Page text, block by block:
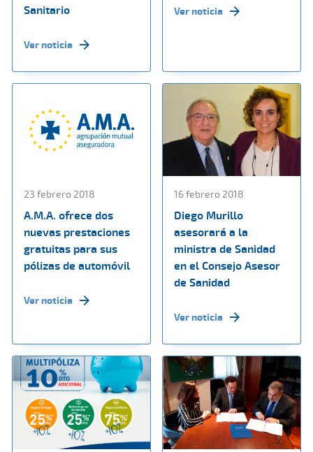
Sanitario
Ver noticia
Ver noticia
23 febrero 2018
A.M.A. ofrece dos
nuevas prestaciones
gratuitas para sus
pólizas de automóvil
Ver noticia
16 febrero 2018
Diego Murillo
asesorará a la
ministra de Sanidad
en el Consejo Asesor
de Sanidad
Ver noticia